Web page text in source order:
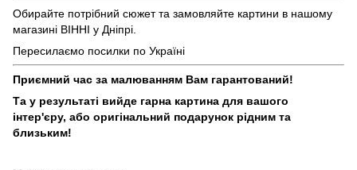
Обирайте потрібний сюжет та замовляйте картини в нашому
магазині ВІННІ у Дніпрі.
Пересилаємо посилки по Україні
Приємний час за малюванням Вам гарантований!
Та у результаті вийде гарна картина для вашого
інтер'єру, або оригінальний подарунок рідним та
близьким!